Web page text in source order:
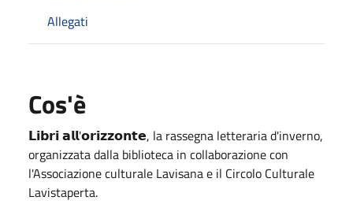
Allegati
Cos'è
𝗟𝗶𝗯𝗿𝗶 𝗮𝗹𝗹'𝗼𝗿𝗶𝘇𝘇𝗼𝗻𝘁𝗲, la rassegna letteraria d'inverno,
organizzata dalla biblioteca in collaborazione con
l'Associazione culturale Lavisana e il Circolo Culturale
Lavistaperta.